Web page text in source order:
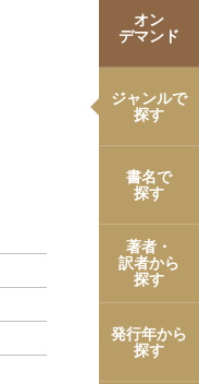
オン
デマンド
ジャンルで
探す
書名で
探す
著者・
訳者から
探す
発行年から
探す